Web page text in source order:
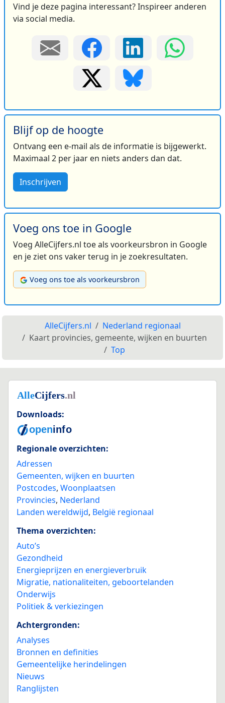
Vind je deze pagina interessant? Inspireer anderen
via social media.
Blijf op de hoogte
Ontvang een e-mail als de informatie is bijgewerkt.
Maximaal 2 per jaar en niets anders dan dat.
Inschrijven
Voeg ons toe in Google
Voeg AlleCijfers.nl toe als voorkeursbron in Google
en je ziet ons vaker terug in je zoekresultaten.
Voeg ons toe als voorkeursbron
AlleCijfers.nl
Nederland regionaal
Kaart provincies, gemeente, wijken en buurten
Top
Downloads:
Regionale overzichten:
Adressen
Gemeenten, wijken en buurten
Postcodes, Woonplaatsen
Provincies, Nederland
Landen wereldwijd, België regionaal
Thema overzichten:
Auto’s
Gezondheid
Energieprijzen en energieverbruik
Migratie, nationaliteiten, geboortelanden
Onderwijs
Politiek & verkiezingen
Achtergronden:
Analyses
Bronnen en definities
Gemeentelijke herindelingen
Nieuws
Ranglijsten